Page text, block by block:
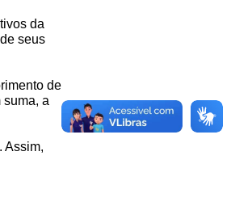
da
seus
de
a
Assim,